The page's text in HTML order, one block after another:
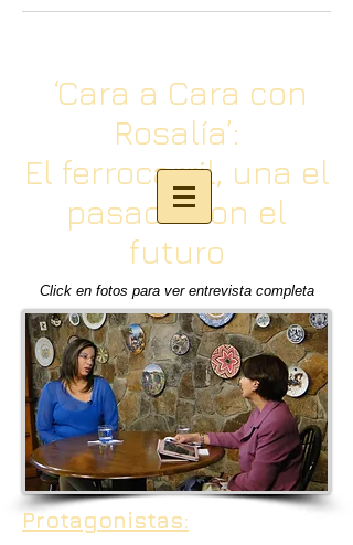
‘Cara a Cara con
Rosalía’:
El ferrocarril, una el
pasado con el
futuro
Click en fotos para ver entrevista completa
Protagonistas: